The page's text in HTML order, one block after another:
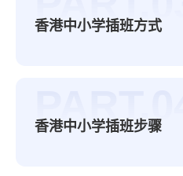
香港中小学插班方式
PART.04
香港中小学插班步骤